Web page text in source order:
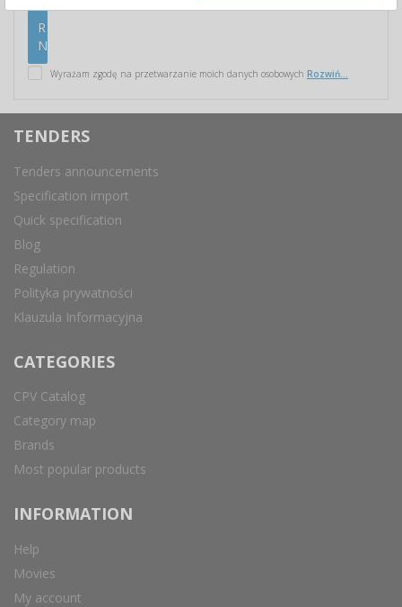
Wyrażam zgodę na przetwarzanie moich danych osobowych Rozwiń...
TENDERS
Tenders announcements
Specification import
Quick specification
Blog
Regulation
Polityka prywatności
Klauzula Informacyjna
CATEGORIES
CPV Catalog
Category map
Brands
Most popular products
INFORMATION
Help
Movies
My account